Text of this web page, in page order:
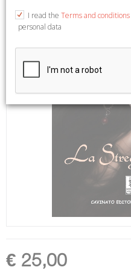
€ 25,00
I read the Terms and conditions
personal data